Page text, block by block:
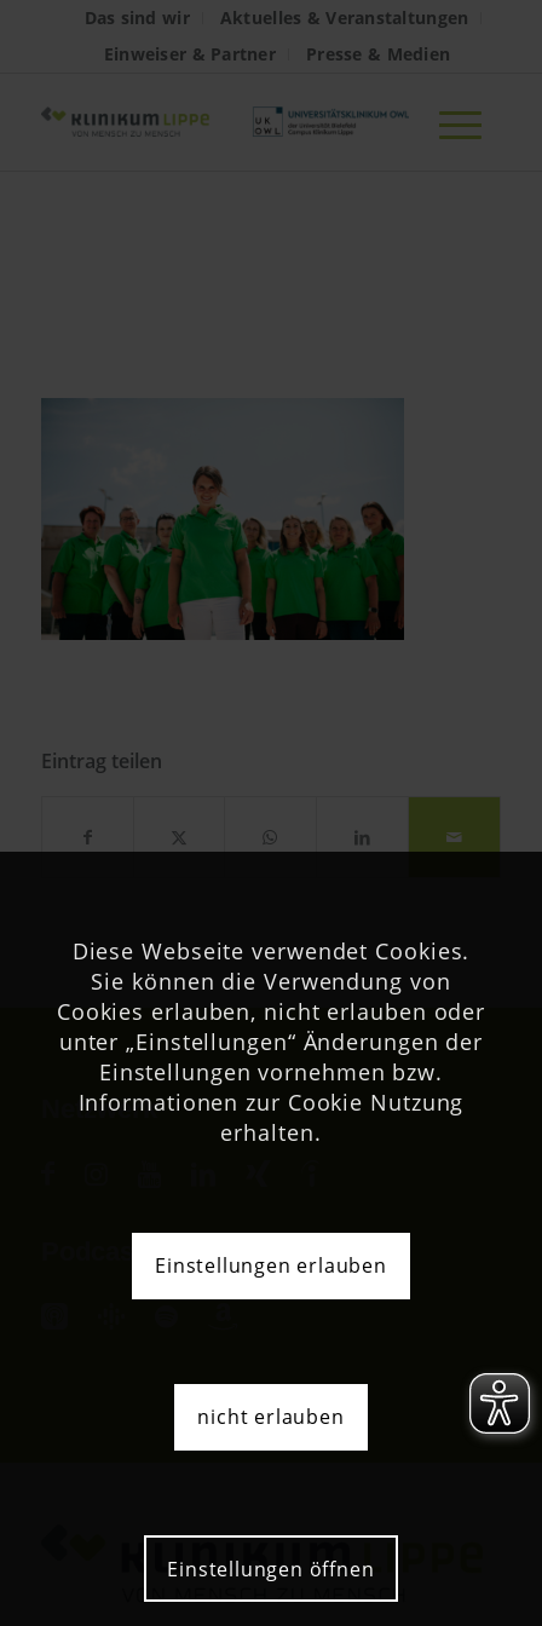
Das sind wir
Aktuelles & Veranstaltungen
Einweiser & Partner
Presse & Medien
Eintrag teilen
Netzwerk
Diese Webseite verwendet Cookies.
Sie können die Verwendung von
Cookies erlauben, nicht erlauben oder
unter „Einstellungen“ Änderungen der
Einstellungen vornehmen bzw.
Informationen zur Cookie Nutzung
erhalten.
Einstellungen erlauben
nicht erlauben
Einstellungen öffnen